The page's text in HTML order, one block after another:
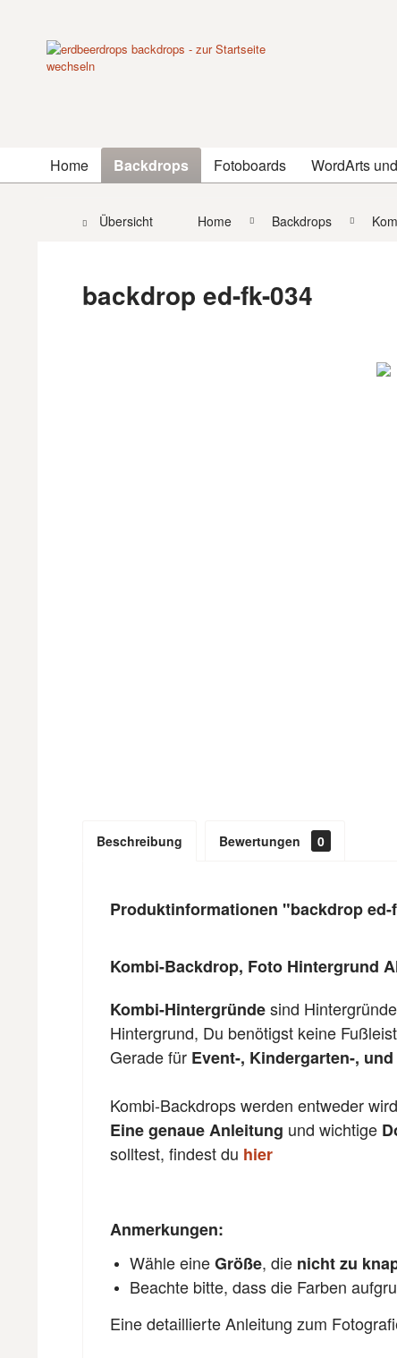
Home Backdrops Fotoboards WordArts
Übersicht Home Backdrops
backdrop ed-fk-034
Beschreibung Bewertungen 0
Produktinformationen "backdrop ed-
Kombi-Backdrop, Foto Hintergrund
Kombi-Hintergründesind
Hintergrund, Du benötigst keine
Gerade für Event-, Kindergarten-,
Kombi-Backdrops werden entweder
Eine genaue Anleitung und wichtige
solltest, findest du hier
Anmerkungen:
Wähle eineGröße, die nicht zu
Beachte bitte, dass die Farben
Eine detaillierte Anleitung zum